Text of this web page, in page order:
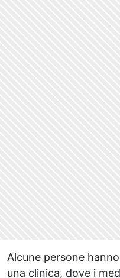
Alcune persone
una clinica, dove i